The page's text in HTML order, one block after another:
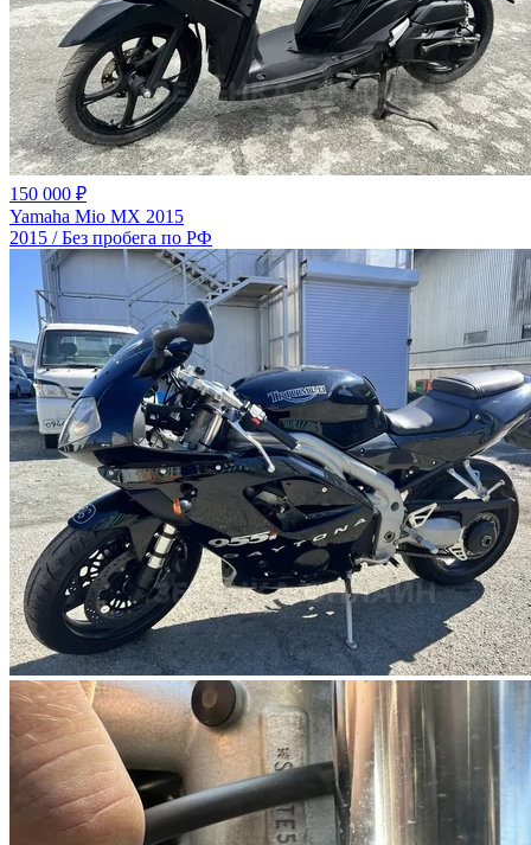
150 000 ₽
Yamaha Mio MX 2015
2015 / Без пробега по РФ